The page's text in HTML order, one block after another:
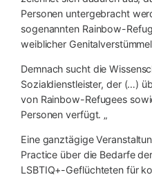
Personen untergebracht
sogenannten Rainbow-
weiblicher
Demnach sucht die
Sozialdienstleister, der (…)
von Rainbow-Refugees
Personen verfügt. „
Eine ganztägige
Practice über die Bedarfe
LSBTIQ+-Geflüchteten für